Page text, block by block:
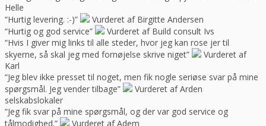
Helle
“Hurtig levering. :-)”
Vurderet af Birgitte Andersen
“Hurtig og god service”
Vurderet af Build consult Ivs
“Hvis I giver mig links til alle steder, hvor jeg kan rose jer til
skyerne, så skal jeg med fornøjelse skrive niget”
Vurderet af
Karl
“Jeg blev ikke presset til noget, men fik nogle seriøse svar på mine
spørgsmål. Jeg vender tilbage”
Vurderet af Arden
selskabslokaler
“Jeg fik svar på mine spørgsmål, og der var god service og
tålmodighed.”
Vurderet af Adem